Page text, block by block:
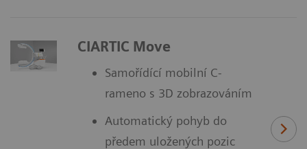
CIARTIC Move
Samořídící mobilní C-
rameno s 3D zobrazováním
Automatický pohyb do
předem uložených pozic